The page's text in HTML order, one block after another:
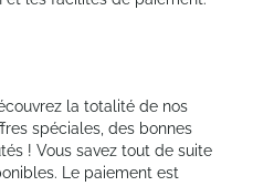
la totalité de nos
spéciales, des bonnes
! Vous savez tout de suite
Le paiement est